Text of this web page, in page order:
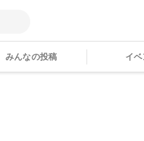
みんなの投稿 イベ